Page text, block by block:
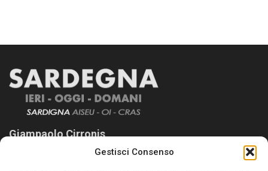
Gestisci Consenso
Giampaolo Cirronis
Sardegna Ieri-Oggi-Domani nasce per informare “liberamente” i